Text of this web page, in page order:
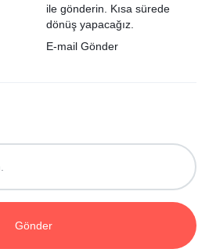
ile gönderin. Kısa sürede
dönüş yapacağız.
E-mail Gönder